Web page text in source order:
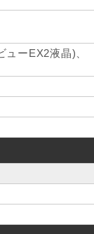
ーEX2液晶)、